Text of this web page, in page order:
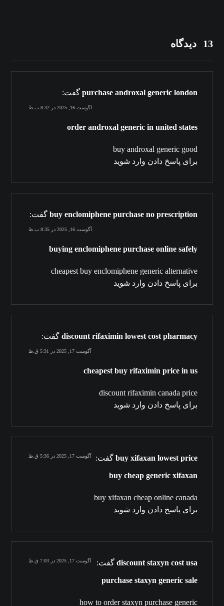
13 دیدگاه
purchase androxal generic london گفت:
آگوست 16, 2025 در 8:32 ب.ظ
order androxal generic in united states
buy androxal generic good
برای پاسخ دادن وارد شوید
buy enclomiphene purchase no prescription گفت:
آگوست 16, 2025 در 8:35 ب.ظ
buying enclomiphene purchase online safely
cheapest buy enclomiphene generic alternative
برای پاسخ دادن وارد شوید
discount rifaximin lowest cost pharmacy گفت:
آگوست 17, 2025 در 5:31 ق.ظ
cheapest buy rifaximin price in us
discount rifaximin canada price
برای پاسخ دادن وارد شوید
buy xifaxan lowest price گفت: آگوست 17, 2025 در 5:36 ق.ظ
buy cheap generic xifaxan
buy xifaxan cheap online canada
برای پاسخ دادن وارد شوید
discount staxyn cost usa گفت: آگوست 17, 2025 در 7:03 ق.ظ
purchase staxyn generic sale
how to order staxyn purchase generic